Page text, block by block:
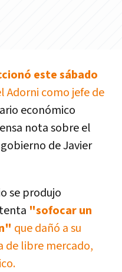
este sábado
Adorni como jefe de
económico
nota sobre el
de Javier
se produjo
"sofocar un
que dañó a su
de libre mercado,